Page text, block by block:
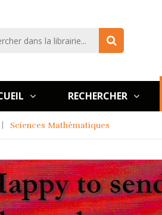
RECHERCHER
Sciences Mathématiques